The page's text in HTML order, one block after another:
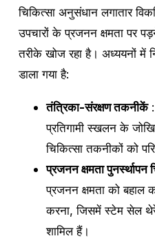
चिकित्सा अनुसंधान लगातार
उपचारों के प्रजनन क्षमता पर
तरीके खोज रहा है। अध्ययनों में
डाला गया है:
तंत्रिका-संरक्षण तकनीकें:
प्रतिगामी स्खलन के
चिकित्सा तकनीकों को
प्रजनन क्षमता पुनर्स्थापन
प्रजनन क्षमता को बहाल
करना, जिसमें स्टेम सेल
शामिल हैं।